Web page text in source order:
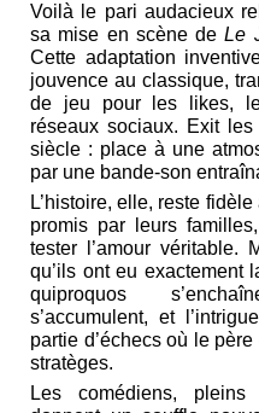
Voilà le pari audacieux
sa mise en scène deLe
Cette adaptation
jouvence au classique,
de jeu pour les likes,
réseaux sociaux. Exit
siècle : place à une
par une bande-son
L’histoire, elle, reste
promis par leurs
tester l’amour véritable.
qu’ils ont eu exactement
quiproquos
s’accumulent, et
partie d’échecs où le
stratèges.
Les comédiens,